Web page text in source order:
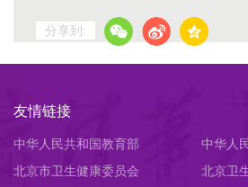
分享到:
友情链接
中华人民共和国教育部
中华人
员会
北京市卫生健康委员会
北京卫